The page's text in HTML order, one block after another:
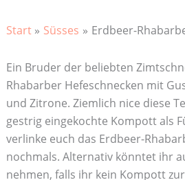
Start Süsses Erdbeer-
Ein Bruder der beliebten
Rhabarber Hefeschnecken mit
und Zitrone. Ziemlich nice diese
gestrig eingekochte Kompott als
verlinke euch das Erdbeer-
nochmals. Alternativ könntet ihr
nehmen, falls ihr kein Kompott